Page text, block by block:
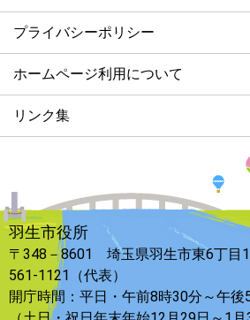
プライバシーポリシー
ホームページ利用について
リンク集
羽生市役所
〒348－8601 埼玉県羽生市東6丁
561-1121（代表）
開庁時間：平日・午前8時30分～午後